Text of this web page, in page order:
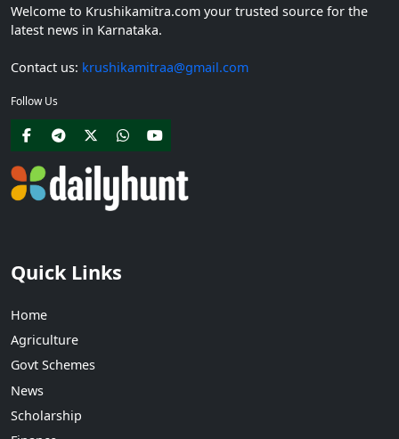
Welcome to Krushikamitra.com your trusted source for the
latest news in Karnataka.
Contact us: krushikamitraa@gmail.com
Follow Us
Quick Links
Home
Agriculture
Govt Schemes
News
Scholarship